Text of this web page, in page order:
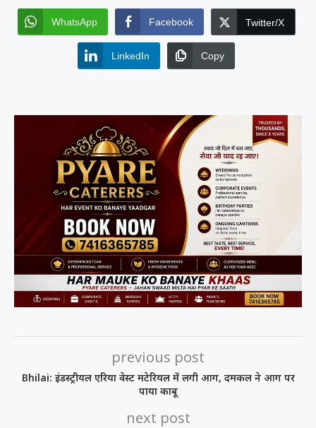
WhatsApp Facebook Twitter/X
LinkedIn Copy
previous post
Bhilai: इंडस्ट्रीयल एरिया वेस्ट मटेरियल में लगी आग, दमकल ने आग पर
पाया काबू
next post